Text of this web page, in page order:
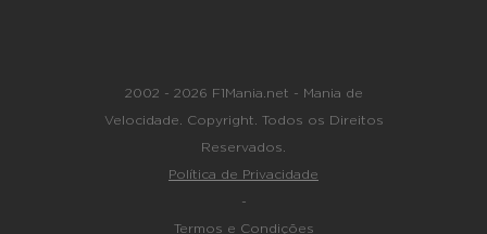
2002 - 2026 F1Mania.net - Mania de
Velocidade. Copyright. Todos os Direitos
Reservados.
Política de Privacidade
-
Termos e Condições